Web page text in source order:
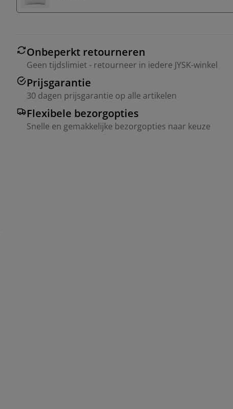
Onbeperkt retourneren
Geen tijdslimiet - retourneer in iedere JYSK-winkel
Prijsgarantie
30 dagen prijsgarantie op alle artikelen
Flexibele bezorgopties
Snelle en gemakkelijke bezorgopties naar keuze